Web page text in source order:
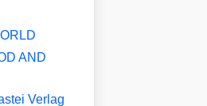
AND